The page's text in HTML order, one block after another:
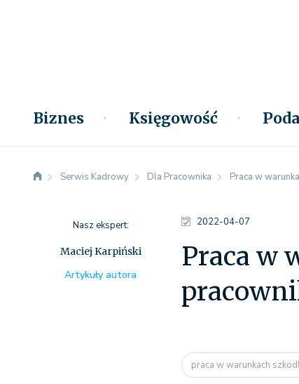
Biznes Księgowość
Serwis Kadrowy Dla Pracownika Praca w
2022-04-07
Praca w
praca w warunkach
Nasz ekspert:
Maciej Karpiński
Artykuły autora